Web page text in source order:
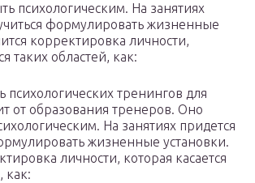
психологическим. На занятиях
формулировать жизненные
корректировка личности,
таких областей, как:
психологических тренингов для
от образования тренеров. Оно
На занятиях придется
жизненные установки.
личности, которая касается
как: